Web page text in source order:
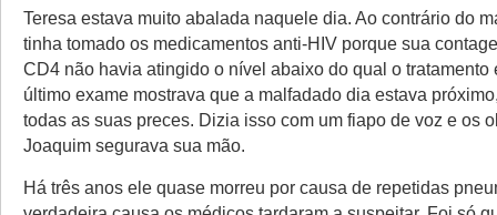
Teresa estava muito abalada naquele dia. Ao contrário do
tinha tomado os medicamentos anti-HIV porque sua
CD4 não havia atingido o nível abaixo do qual o tratamento
último exame mostrava que a malfadado dia estava
todas as suas preces. Dizia isso com um fiapo de voz e os
Joaquim segurava sua mão.
Há três anos ele quase morreu por causa de repetidas